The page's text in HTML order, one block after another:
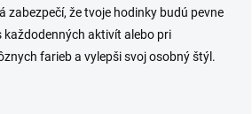
zabezpečí, že tvoje hodinky budú pevne
aktivít alebo pri
farieb a vylepši svoj osobný štýl.